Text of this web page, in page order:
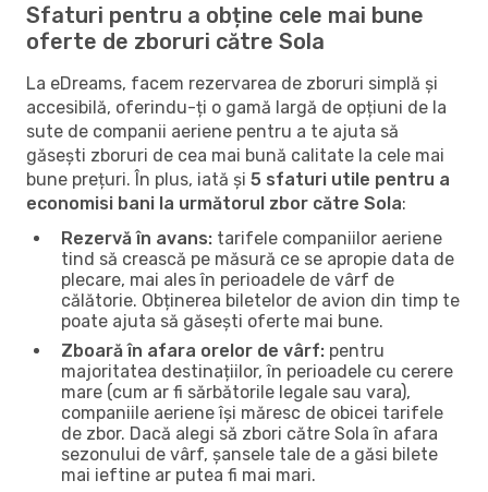
Sfaturi pentru a obține cele mai bune
oferte de zboruri către Sola
La eDreams, facem rezervarea de zboruri simplă și
accesibilă, oferindu-ți o gamă largă de opțiuni de la
sute de companii aeriene pentru a te ajuta să
găsești zboruri de cea mai bună calitate la cele mai
bune prețuri. În plus, iată și 5 sfaturi utile pentru a
economisi bani la următorul zbor către Sola:
Rezervă în avans: tarifele companiilor aeriene
tind să crească pe măsură ce se apropie data de
plecare, mai ales în perioadele de vârf de
călătorie. Obținerea biletelor de avion din timp te
poate ajuta să găsești oferte mai bune.
Zboară în afara orelor de vârf: pentru
majoritatea destinațiilor, în perioadele cu cerere
mare (cum ar fi sărbătorile legale sau vara),
companiile aeriene își măresc de obicei tarifele
de zbor. Dacă alegi să zbori către Sola în afara
sezonului de vârf, șansele tale de a găsi bilete
mai ieftine ar putea fi mai mari.